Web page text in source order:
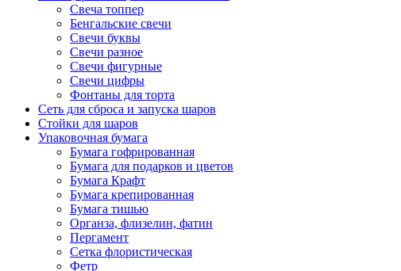
Свеча топпер
Бенгальские свечи
Свечи буквы
Свечи разное
Свечи фигурные
Свечи цифры
Фонтаны для торта
Сеть для сброса и запуска шаров
Стойки для шаров
Упаковочная бумага
Бумага гофрированная
Бумага для подарков и цветов
Бумага Крафт
Бумага крепированная
Бумага тишью
Органза, флизелин, фатин
Пергамент
Сетка флористическая
Фетр